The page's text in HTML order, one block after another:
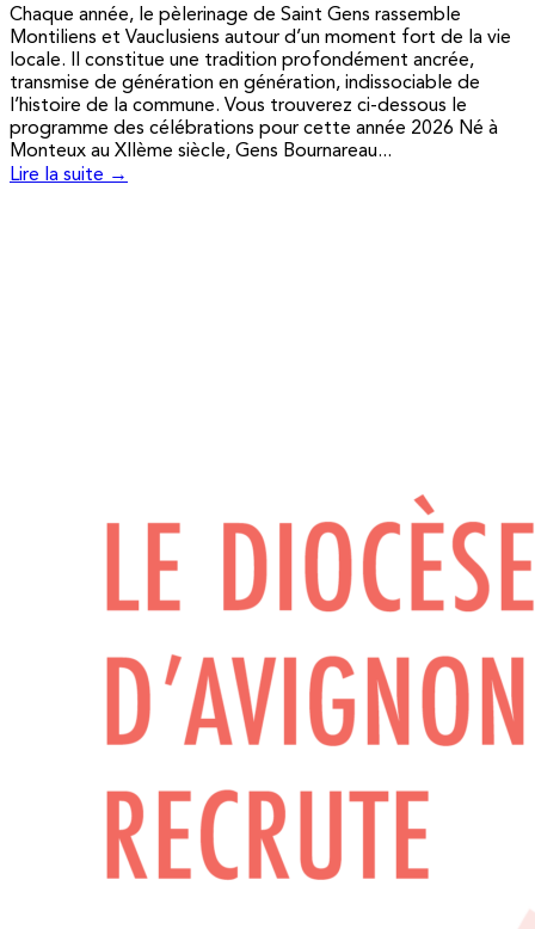
Chaque année, le pèlerinage de Saint Gens rassemble
Montiliens et Vauclusiens autour d’un moment fort de la vie
locale. Il constitue une tradition profondément ancrée,
transmise de génération en génération, indissociable de
l’histoire de la commune. Vous trouverez ci-dessous le
programme des célébrations pour cette année 2026 Né à
Monteux au XIIème siècle, Gens Bournareau...
Lire la suite →